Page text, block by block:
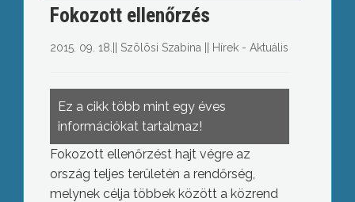
Fokozott ellenőrzés
2015. 09. 18. Szõlõsi Szabina Hírek - Aktuális
Ez a cikk több mint egy éves
információkat tartalmaz!
Fokozott ellenőrzést hajt végre az
ország teljes területén a rendőrség,
melynek célja többek között a közrend